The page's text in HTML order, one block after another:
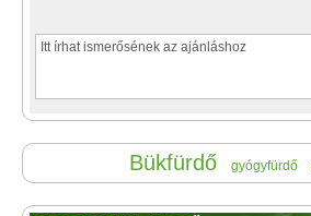
Bükfürdő gyógyfürdő